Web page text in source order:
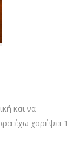
και να
έχω χορέψει 1